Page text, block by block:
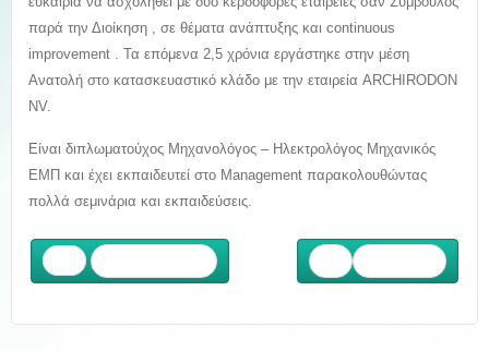
παρά την Διοίκηση , σε θέματα ανάπτυξης και continuous
improvement . Τα επόμενα 2,5 χρόνια εργάστηκε στην μέση
Ανατολή στο κατασκευαστικό κλάδο με την εταιρεία ARCHIRODON
NV.
Είναι διπλωματούχος Μηχανολόγος – Ηλεκτρολόγος Μηχανικός
ΕΜΠ και έχει εκπαιδευτεί στο Management παρακολουθώντας
πολλά σεμινάρια και εκπαιδεύσεις.